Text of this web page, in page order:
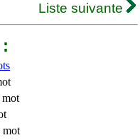
Liste suivante
mot
mot